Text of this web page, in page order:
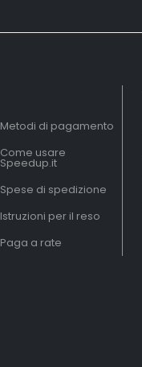
Metodi di pagamento
Come usare
Speedup.it
Spese di spedizione
Istruzioni per il reso
Paga a rate